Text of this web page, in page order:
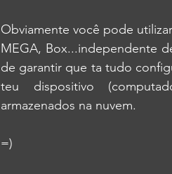
Obviamente você pode
MEGA, Box...independente
de garantir que ta tudo
teu dispositivo
armazenados na nuvem.
=)